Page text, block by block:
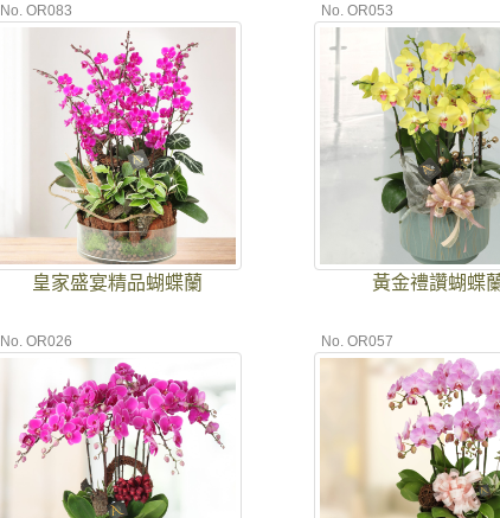
No. OR083
皇家盛宴精品蝴蝶蘭
No. OR053
黃金禮讚蝴蝶
No. OR026 No. OR057